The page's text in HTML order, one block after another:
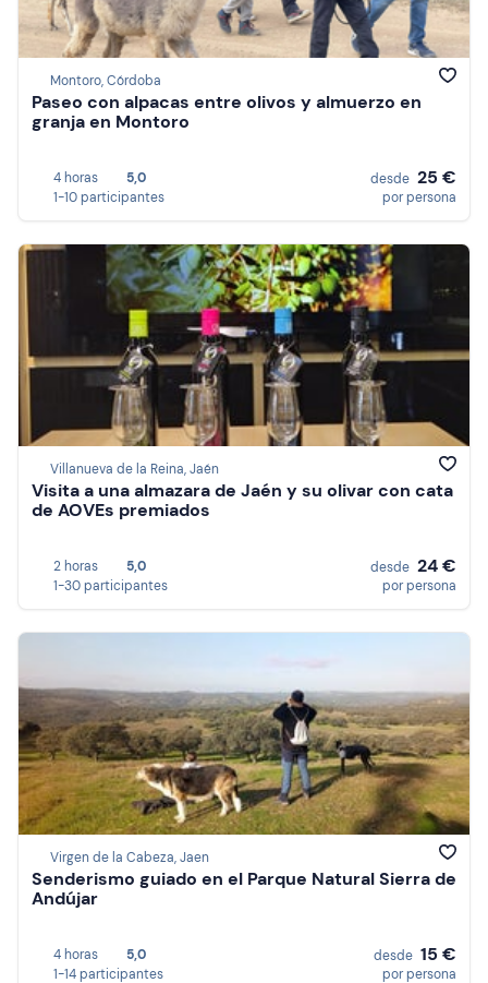
Montoro, Córdoba
Paseo con alpacas entre olivos y almuerzo en
granja en Montoro
4 horas
5,0
1-10 participantes
desde 25 €
por persona
Villanueva de la Reina, Jaén
Visita a una almazara de Jaén y su olivar con cata
de AOVEs premiados
2 horas
5,0
1-30 participantes
desde 24 €
por persona
Virgen de la Cabeza, Jaen
Senderismo guiado en el Parque Natural Sierra de
Andújar
4 horas
5,0
1-14 participantes
desde 15 €
por persona